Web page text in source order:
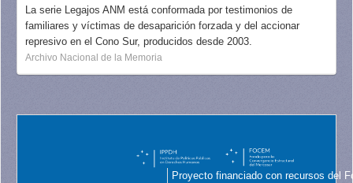
La serie Legajos ANM está conformada por testimonios de
familiares y víctimas de desaparición forzada y del accionar
represivo en el Cono Sur, producidos desde 2003.
Archivo Nacional de la Memoria
Proyecto financiado con recursos del